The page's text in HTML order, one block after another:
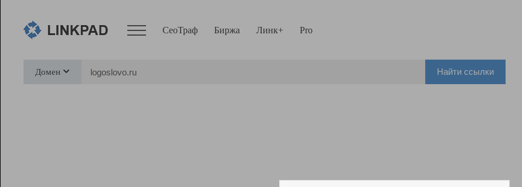
СеоТраф Биржа Линк+ Pro
Домен Найти ссылки